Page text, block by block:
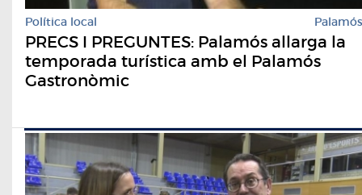
Política local Palamós
PRECS I PREGUNTES: Palamós allarga la
temporada turística amb el Palamós
Gastronòmic